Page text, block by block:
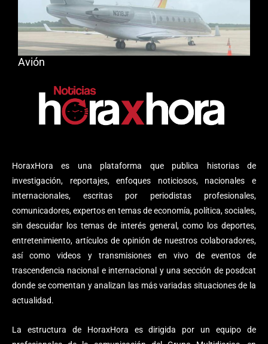
HoraxHora es una plataforma que publica historias de
investigación, reportajes, enfoques noticiosos, nacionales e
internacionales, escritas por periodistas profesionales,
comunicadores, expertos en temas de economía, política, sociales,
sin descuidar los temas de interés general, como los deportes,
entretenimiento, artículos de opinión de nuestros colaboradores,
así como videos y transmisiones en vivo de eventos de
trascendencia nacional e internacional y una sección de posdcat
donde se comentan y analizan las más variadas situaciones de la
actualidad.
La estructura de HoraxHora es dirigida por un equipo de
Avión